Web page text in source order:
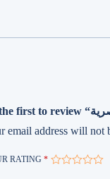
email address will not
RATING *